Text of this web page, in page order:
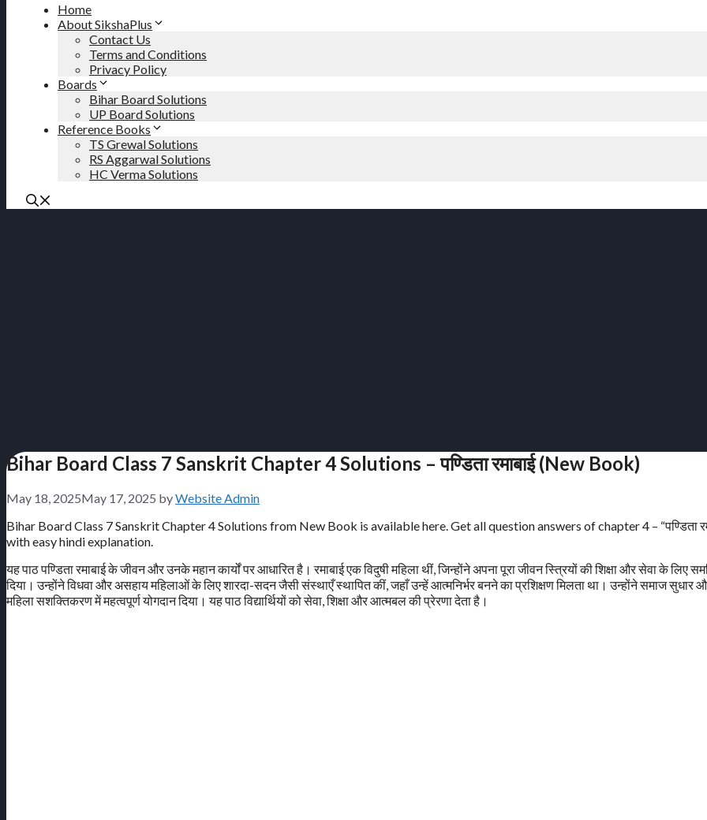
Home
About SikshaPlus
Contact Us
Terms and Conditions
Privacy Policy
Boards
Bihar Board Solutions
UP Board Solutions
Reference Books
TS Grewal Solutions
RS Aggarwal Solutions
HC Verma Solutions
Bihar Board Class 7 Sanskrit Chapter 4 Solutions – पण्डिता रमाबाई (New Book)
May 18, 2025May 17, 2025 byWebsite Admin
Bihar Board Class 7 Sanskrit Chapter 4 Solutions from New Book is available here. Get all question answers of chapter 4 – “पण्डिता
with easy hindi explanation.
यह पाठ पण्डिता रमाबाई के जीवन और उनके महान कार्यों पर आधारित है। रमाबाई एक विदुषी महिला थीं, जिन्होंने अपना पूरा जीवन स्त्रियों की शिक्षा और सेवा के लिए
दिया। उन्होंने विधवा और असहाय महिलाओं के लिए शारदा-सदन जैसी संस्थाएँ स्थापित कीं, जहाँ उन्हें आत्मनिर्भर बनने का प्रशिक्षण मिलता था। उन्होंने समाज सुधार
महिला सशक्तिकरण में महत्वपूर्ण योगदान दिया। यह पाठ विद्यार्थियों को सेवा, शिक्षा और आत्मबल की प्रेरणा देता है।